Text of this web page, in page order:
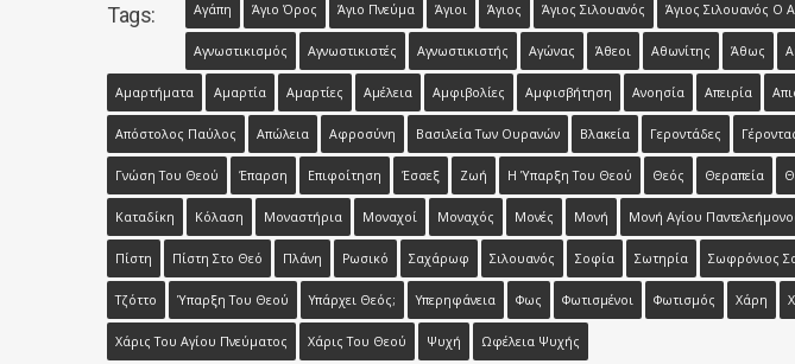
Tags: Αγάπη Άγιο Όρος Άγιο Πνεύμα Άγιοι Άγιος Άγιος Σιλουανός Άγιος Σιλουανός Ο
Αγνωστικισμός Αγνωστικιστές Αγνωστικιστής Αγώνας Άθεοι Αθωνίτης Άθως
Αμαρτήματα Αμαρτία Αμαρτίες Αμέλεια Αμφιβολίες Αμφισβήτηση Ανοησία Απειρία
Απόστολος Παύλος Απώλεια Αφροσύνη Βασιλεία Των Ουρανών Βλακεία Γεροντάδες
Γνώση Του Θεού Έπαρση Επιφοίτηση Έσσεξ Ζωή Η Ύπαρξη Του Θεού Θεός Θεραπεία
Καταδίκη Κόλαση Μοναστήρια Μοναχοί Μοναχός Μονές Μονή Μονή Αγίου
Πίστη Πίστη Στο Θεό Πλάνη Ρωσικό Σαχάρωφ Σιλουανός Σοφία Σωτηρία Σωφρόνιος
Τζόττο Ύπαρξη Του Θεού Υπάρχει Θεός; Υπερηφάνεια Φως Φωτισμένοι Φωτισμός Χάρη
Χάρις Του Αγίου Πνεύματος Χάρις Του Θεού Ψυχή Ωφέλεια Ψυχής